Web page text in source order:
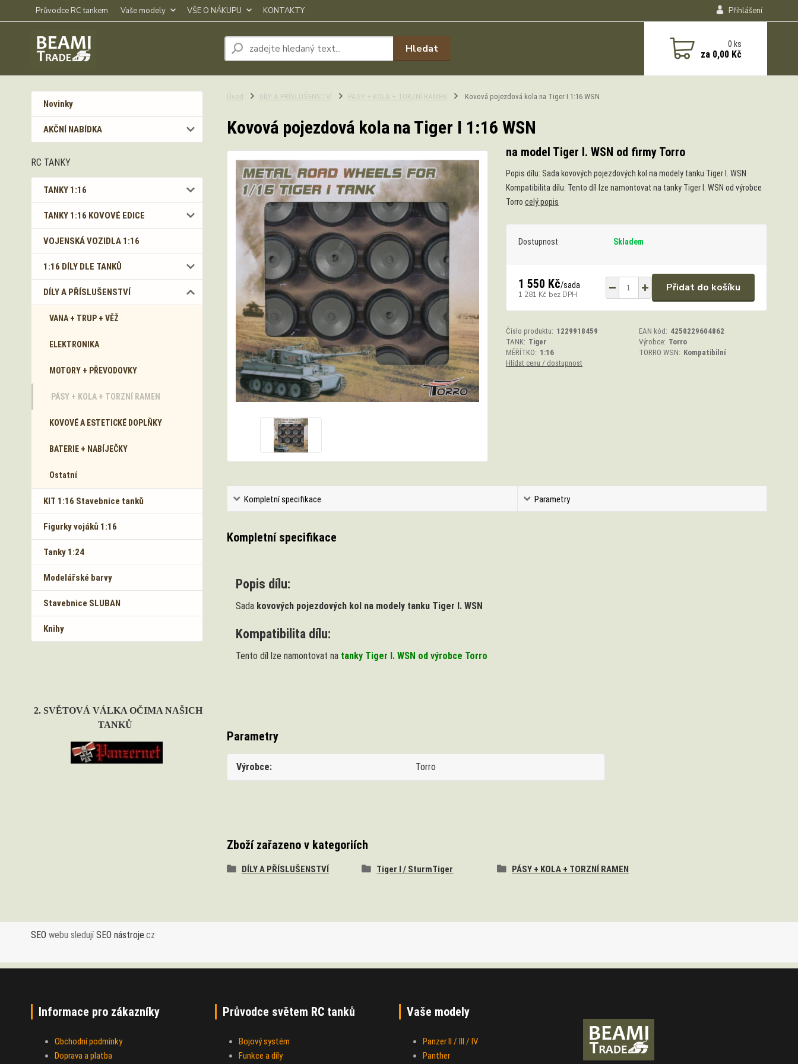
Průvodce RC tankem Vaše modely VŠE O NÁKUPU KONTAKTY Přihlášení
Hledat 0ks
za 0,00 Kč
Novinky
AKČNÍ NABÍDKA
RC TANKY
TANKY 1:16
TANKY 1:16 KOVOVÉ EDICE
VOJENSKÁ VOZIDLA 1:16
1:16 DÍLY DLE TANKŮ
DÍLY A PŘÍSLUŠENSTVÍ
VANA + TRUP + VĚŽ
ELEKTRONIKA
MOTORY + PŘEVODOVKY
PÁSY + KOLA + TORZNÍ RAMEN
KOVOVÉ A ESTETICKÉ DOPLŇKY
BATERIE + NABÍJEČKY
Ostatní
KIT 1:16 Stavebnice tanků
Figurky vojáků 1:16
Tanky 1:24
Modelářské barvy
Stavebnice SLUBAN
Knihy
2. SVĚTOVÁ VÁLKA OČIMA NAŠICH
TANKŮ
Úvod DÍLY A PŘÍSLUŠENSTVÍ PÁSY + KOLA + TORZNÍ RAMEN Kovová pojezdová kola na Tiger I 1:16 WSN
Kovová pojezdová kola na Tiger I 1:16 WSN
na model Tiger I. WSN od firmy Torro
Popis dílu: Sada kovových pojezdových kol na modely tanku Tiger I. WSN
Kompatibilita dílu: Tento díl lze namontovat na tanky Tiger I. WSN od výrobce
Torro celý popis
Dostupnost Skladem
1 550 Kč/sada
1 281 Kč bez DPH
Přidat do košíku
Číslo produktu: 1229918459 EAN kód: 4250229604862
TANK: Tiger Výrobce: Torro
MĚŘÍTKO: 1:16 TORRO WSN: Kompatibilní
Hlídat cenu / dostupnost
Kompletní specifikace Parametry
Kompletní specifikace
Popis dílu:
Sada kovových pojezdových kol na modely tanku Tiger I. WSN
Kompatibilita dílu:
Tento díl lze namontovat na tanky Tiger I. WSN od výrobce Torro
Parametry
Výrobce Torro
Zboží zařazeno v kategoriích
DÍLY A PŘÍSLUŠENSTVÍ Tiger I / SturmTiger PÁSY + KOLA + TORZNÍ RAMEN
SEO webu sledujíSEO nástroje.cz
Informace pro zákazníky
Obchodní podmínky
Doprava a platba
Průvodce světem RC tanků
Bojový systém
Funkce a díly
Vaše modely
Panzer II / III / IV
Panther